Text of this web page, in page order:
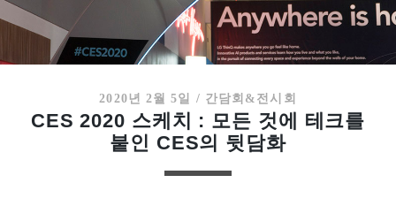
2020년 2월 5일 / 간담회&전시회
CES 2020 스케치 : 모든 것에 테크를
붙인 CES의 뒷담화